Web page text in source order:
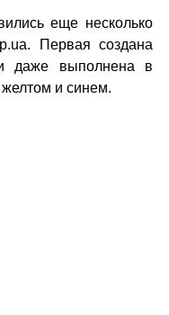
еще несколько
Первая создана
даже выполнена в
и синем.